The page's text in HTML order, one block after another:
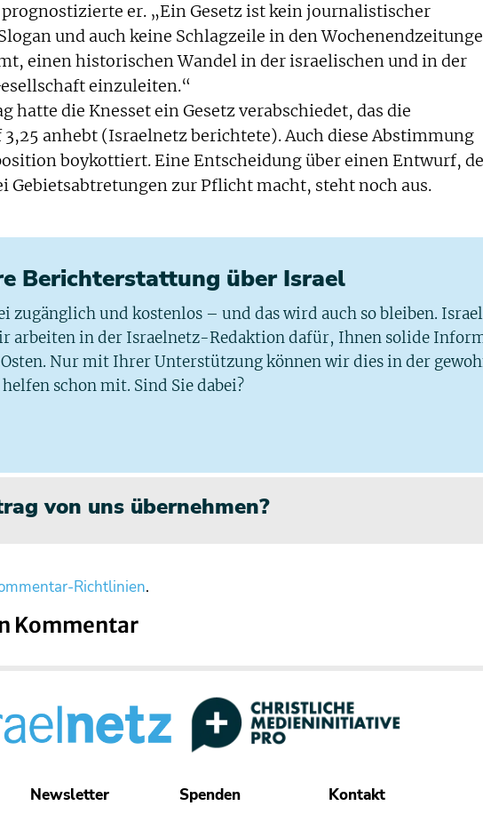
er. „Ein Gesetz ist kein journalistischer
und auch keine Schlagzeile in den
einen historischen Wandel in der israelischen und in der
einzuleiten.“
hatte die Knesset ein Gesetz verabschiedet, das die
anhebt (Israelnetz berichtete). Auch diese Abstimmung
boykottiert. Eine Entscheidung über einen Entwurf,
Gebietsabtretungen zur Pflicht macht, steht noch aus.
Berichterstattung über Israel
zugänglich und kostenlos – und das wird auch so bleiben.
arbeiten in der Israelnetz-Redaktion dafür, Ihnen solide
Nur mit Ihrer Unterstützung können wir dies in der
schon mit. Sind Sie dabei?
von uns übernehmen?
Richtlinien.
Kommentar
Newsletter
Spenden
Kontakt